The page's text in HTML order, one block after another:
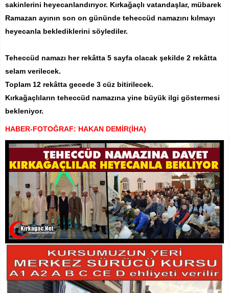
sakinlerini heyecanlandırıyor. Kırkağaçlı vatandaşlar, mübarek
Ramazan ayının son on gününde teheccüd namazını kılmayı
heyecanla beklediklerini söylediler.
Teheccüd namazı her rekâtta 5 sayfa olacak şekilde 2 rekâtta
selam verilecek.
Toplam 12 rekâtta gecede 3 cüz bitirilecek.
Kırkağaçlıların teheccüd namazına yine büyük ilgi göstermesi
bekleniyor.
HABER-FOTOĞRAF: HAKAN DEMİR(İHA)